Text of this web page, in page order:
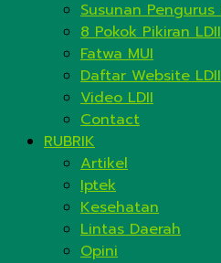
Susunan Pengurus
8 Pokok Pikiran LDII
Fatwa MUI
Daftar Website LDII
Video LDII
Contact
RUBRIK
Artikel
Iptek
Kesehatan
Lintas Daerah
Opini